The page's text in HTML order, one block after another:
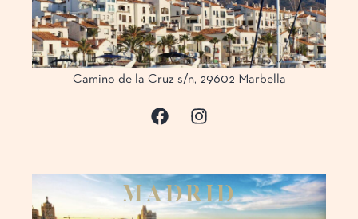
Camino de la Cruz s/n, 29602 Marbella
MADRID
Nuestra
Eventos
Experiencias